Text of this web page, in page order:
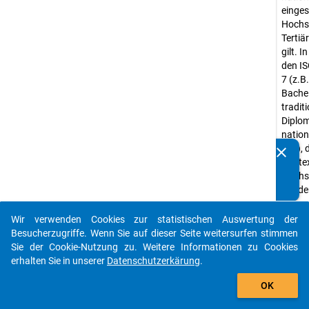
gilt. In
den
7
etc.),
kurze
clear
auto_stories
add_shopping_cart
Wir verwenden Cookies zur statistischen Auswertung der
Besucherzugriffe. Wenn Sie auf dieser Seite weitersurfen stimmen
Sie der Cookie-Nutzung zu. Weitere Informationen zu Cookies
erhalten Sie in unserer Datenschutzerkärung.
OK